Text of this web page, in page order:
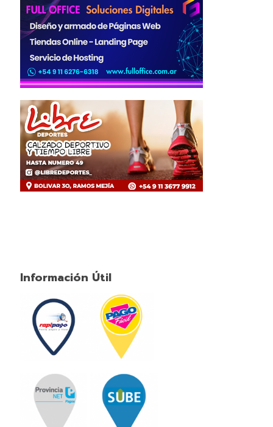
Información Útil